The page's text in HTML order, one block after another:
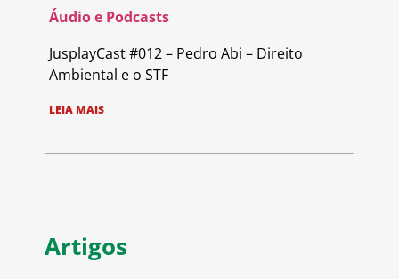
Áudio e Podcasts
JusplayCast #012 – Pedro Abi – Direito
Ambiental e o STF
LEIA MAIS
Artigos